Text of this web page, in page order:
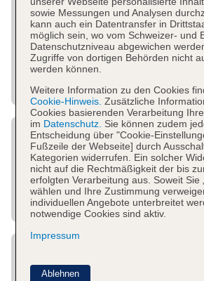
sowie Messungen und Analysen
kann auch ein Datentransfer in
möglich sein, wo vom Schweizer- und
Datenschutzniveau abgewichen
Zugriffe von dortigen Behörden nicht
werden können.
Weitere Information zu den Cookies
Cookie-Hinweis. Zusätzliche
Cookies basierenden Verarbeitung
im Datenschutz. Sie können zudem
Entscheidung über "Cookie-
Fußzeile der Webseite] durch
Kategorien widerrufen. Ein solcher
nicht auf die Rechtmäßigkeit der bis
erfolgten Verarbeitung aus. Soweit Sie
wählen und Ihre Zustimmung
individuellen Angebote unterbreitet
notwendige Cookies sind aktiv.
Impressum
Ablehnen